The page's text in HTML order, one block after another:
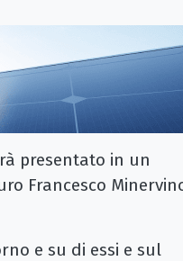
presentato in un
Francesco
e su di essi e sul